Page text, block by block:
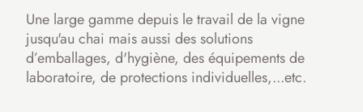
Une large gamme depuis le travail de la vigne
jusqu'au chai mais aussi des solutions
d’emballages, d'hygiène, des équipements de
laboratoire, de protections individuelles,...etc.